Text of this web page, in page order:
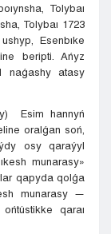
Tolybaı
Tolybaı 1723
Esenbıke
beripti. Ańyz
naǵashy atasy
Esim hannyń
oralǵan soń,
osy qaraýyl
munarasy»
qapyda qolǵa
munarasy —
qaraı